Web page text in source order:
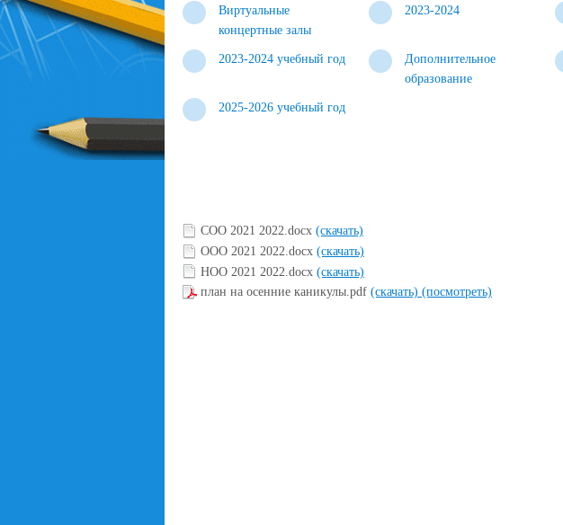
Виртуальные
концертные залы
2023-2024
2023-2024 учебный год
Дополнительное
образование
2025-2026 учебный год
СОО 2021 2022.docx (скачать)
ООО 2021 2022.docx (скачать)
НОО 2021 2022.docx (скачать)
план на осенние каникулы.pdf (скачать) (посмотреть)